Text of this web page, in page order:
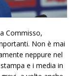
Commisso,
Non è mai
neppure nel
e i media in